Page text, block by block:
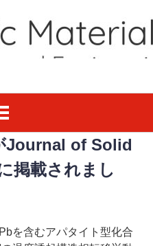
Journal of Solid
掲載されまし
を含むアパタイト型化合